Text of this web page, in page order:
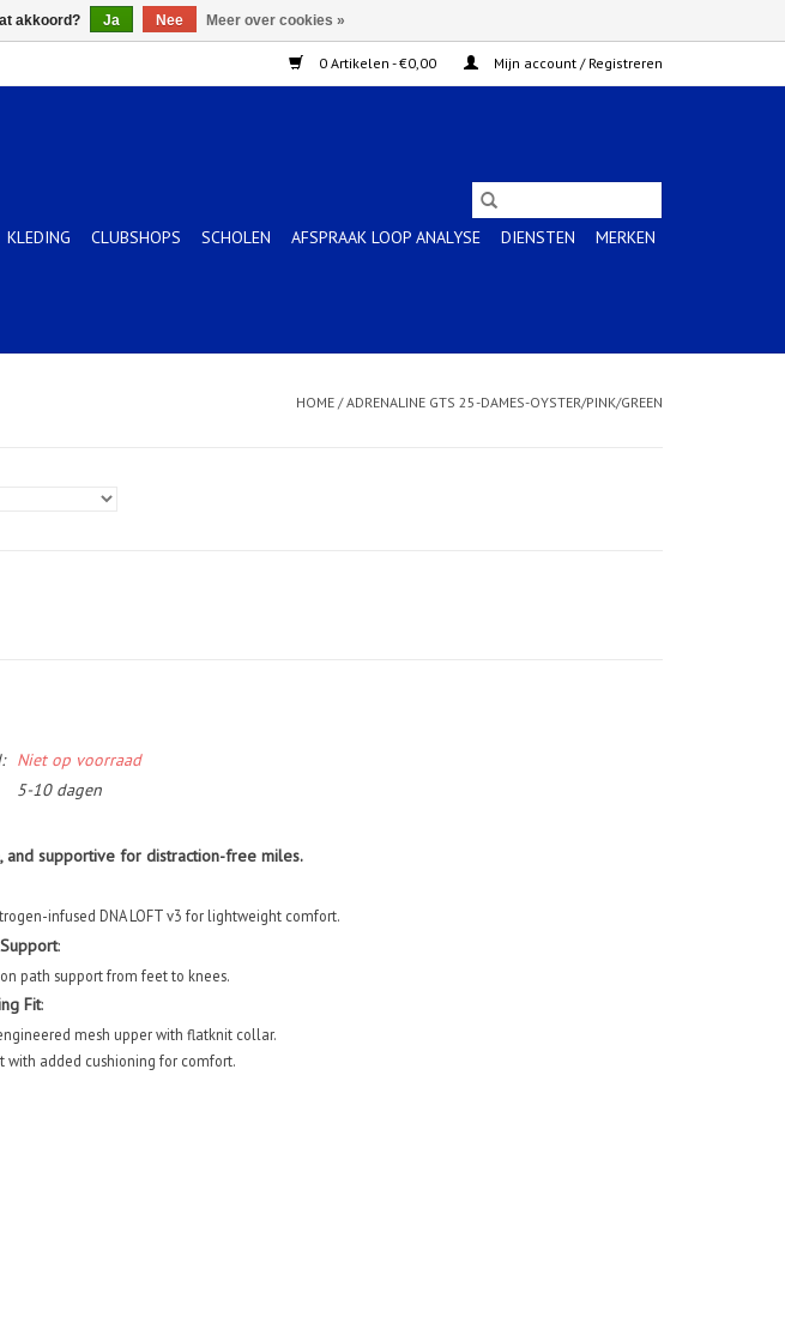
0 Artikelen - €0,00 Mijn account / Registreren
KLEDING CLUBSHOPS SCHOLEN AFSPRAAK LOOP ANALYSE DIENSTEN MERKEN
HOME /ADRENALINE GTS 25-DAMES-OYSTER/PINK/GREEN
Niet op voorraad
5-10 dagen
and supportive for distraction-free miles.
infused DNA LOFT v3 for lightweight comfort.
:
path support from feet to knees.
Fit:
mesh upper with flatknit collar.
with added cushioning for comfort.
akkoord? Ja Nee Meer over cookies »